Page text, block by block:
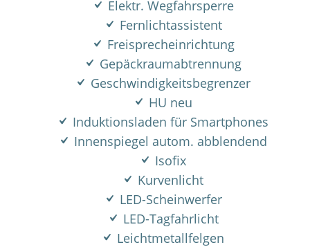
Elektr. Wegfahrsperre
Fernlichtassistent
Freisprecheinrichtung
Gepäckraumabtrennung
Geschwindigkeitsbegrenzer
HU neu
Induktionsladen für Smartphones
Innenspiegel autom. abblendend
Isofix
Kurvenlicht
LED-Scheinwerfer
LED-Tagfahrlicht
Leichtmetallfelgen